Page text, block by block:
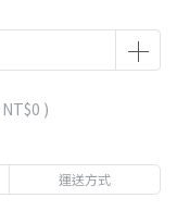
NT$0 )
運送方式